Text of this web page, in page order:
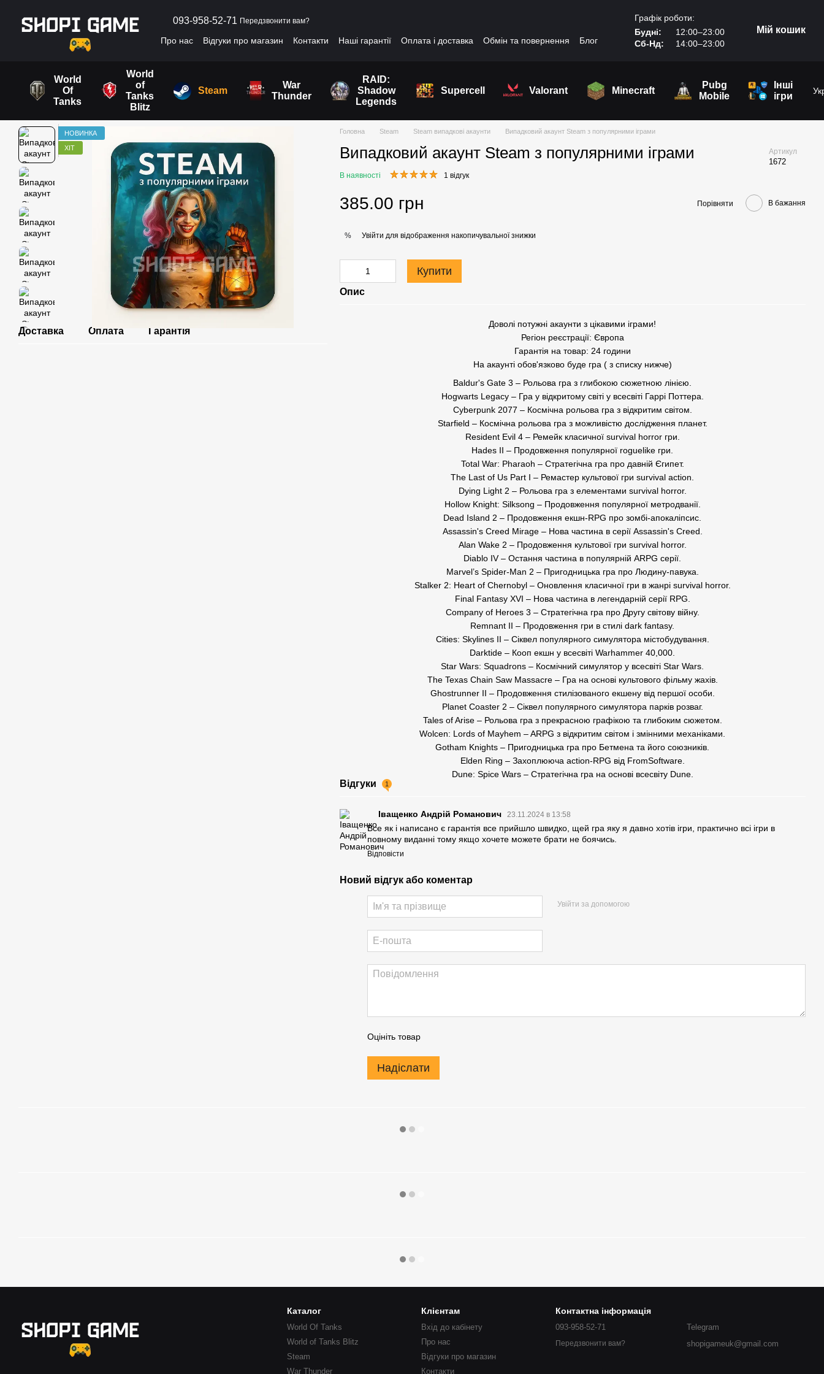
093-958-52-71 Передзвонити вам?
Про нас Відгуки про магазин Контакти Наші гарантії Оплата і доставка Обмін та повернення
Блог
Графік роботи:
Будні:
12:00–23:00
Сб-Нд:
14:00–23:00
Мій кошик
World
Of
Tanks
World
of
Tanks
Blitz
Steam
War
Thunder
RAID:
Shadow
Legends
Supercell Valorant Minecraft
Pubg
Mobile
Інші
ігри
НОВИНКА
ХІТ
Доставка Оплата Гарантія
Головна Steam Steam випадкові акаунти Випадковий акаунт Steam з популярними іграми
Випадковий акаунт Steam з популярними іграми Артикул
1672
В наявності 1 відгук
385.00 грн Порівняти В бажання
% Увійти для відображення накопичувальної знижки
Купити
Опис
Доволі потужні акаунти з цікавими іграми!
Регіон реєстрації: Європа
Гарантія на товар: 24 години
На акаунті обов'язково буде гра ( з списку нижче)
Baldur's Gate 3 – Рольова гра з глибокою сюжетною лінією.
Hogwarts Legacy – Гра у відкритому світі у всесвіті Гаррі Поттера.
Cyberpunk 2077 – Космічна рольова гра з відкритим світом.
Starfield – Космічна рольова гра з можливістю дослідження планет.
Resident Evil 4 – Ремейк класичної survival horror гри.
Hades II – Продовження популярної roguelike гри.
Total War: Pharaoh – Стратегічна гра про давній Єгипет.
The Last of Us Part I – Ремастер культової гри survival action.
Dying Light 2 – Рольова гра з елементами survival horror.
Hollow Knight: Silksong – Продовження популярної метродванії.
Dead Island 2 – Продовження екшн-RPG про зомбі-апокаліпсис.
Assassin's Creed Mirage – Нова частина в серії Assassin's Creed.
Alan Wake 2 – Продовження культової гри survival horror.
Diablo IV – Остання частина в популярній ARPG серії.
Marvel’s Spider-Man 2 – Пригодницька гра про Людину-павука.
Stalker 2: Heart of Chernobyl – Оновлення класичної гри в жанрі survival horror.
Final Fantasy XVI – Нова частина в легендарній серії RPG.
Company of Heroes 3 – Стратегічна гра про Другу світову війну.
Remnant II – Продовження гри в стилі dark fantasy.
Cities: Skylines II – Сіквел популярного симулятора містобудування.
Darktide – Кооп екшн у всесвіті Warhammer 40,000.
Star Wars: Squadrons – Космічний симулятор у всесвіті Star Wars.
The Texas Chain Saw Massacre – Гра на основі культового фільму жахів.
Ghostrunner II – Продовження стилізованого екшену від першої особи.
Planet Coaster 2 – Сіквел популярного симулятора парків розваг.
Tales of Arise – Рольова гра з прекрасною графікою та глибоким сюжетом.
Wolcen: Lords of Mayhem – ARPG з відкритим світом і змінними механіками.
Gotham Knights – Пригодницька гра про Бетмена та його союзників.
Elden Ring – Захоплююча action-RPG від FromSoftware.
Dune: Spice Wars – Стратегічна гра на основі всесвіту Dune.
Відгуки 1
Іващенко Андрій Романович 23.11.2024 в 13:58
Все як і написано є гарантія все прийшло швидко, щей гра яку я давно хотів ігри, практично всі ігри в
повному виданні тому якщо хочете можете брати не боячись.
Відповісти
Новий відгук або коментар
Увійти за допомогою
Оцініть товар
Надіслати
Каталог
World Of Tanks
World of Tanks Blitz
Steam
War Thunder
Клієнтам
Вхід до кабінету
Про нас
Відгуки про магазин
Контакти
Контактна інформація
093-958-52-71
Передзвонити вам?
Telegram
shopigameuk@gmail.com